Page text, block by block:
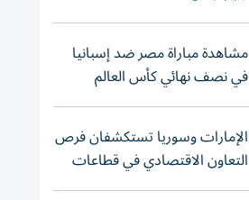
مشاهدة مباراة مصر ضد إسبانيا
في نصف نهائي كأس العالم
لناشئات اليد 2026
الإمارات وسوريا تستكشفان فرص
التعاون الاقتصادي في قطاعات
حيوية